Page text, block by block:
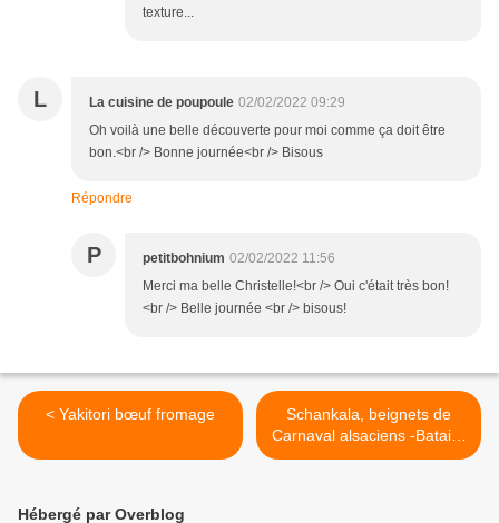
texture...
L La cuisine de poupoule 02/02/2022 09:29
Oh voilà une belle découverte pour moi comme ça doit être
bon.<br /> Bonne journée<br /> Bisous
Répondre
P petitbohnium 02/02/2022 11:56
Merci ma belle Christelle!<br /> Oui c'était très bon!
<br /> Belle journée <br /> bisous!
< Yakitori bœuf fromage
Schankala, beignets de
Carnaval alsaciens -Bataille
Food #98 >
Hébergé par Overblog